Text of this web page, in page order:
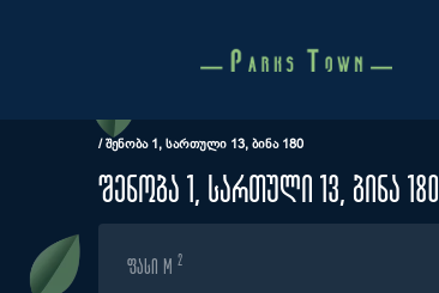
/ᲨᲔᲜᲝᲑᲐ 1, ᲡᲐᲠᲗᲣᲚᲘ 13, ᲑᲘᲜᲐ 180
შენობა 1, სართული 13, ბინა 180
ფასი m 2